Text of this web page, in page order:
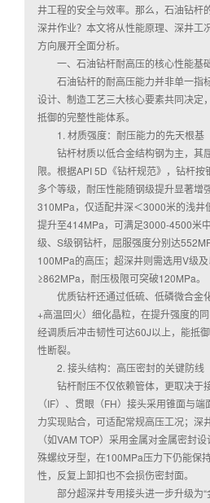
井工程的安全与效率。那么，石油钻杆
深井作业？本文将从性能原理、深井工
方向展开全面分析。
一、石油钻杆耐高压的核心性能基
石油钻杆的耐高压能力并非单一指
设计、制造工艺三大核心要素共同决定
抵御的完整性能体系。
1. 材质强度：耐压能力的先天根基
钻杆材质以低合金结构钢为主，其
限。根据API 5D《钻杆规范》，钻杆
多个等级，耐压性能随钢级提升显著增
310MPa，仅适配井深＜3000米的浅井
提升至414MPa，可满足3000-4500米
级、S级钢钻杆，屈服强度分别达
100MPa的高压；超深井则需选用V级
≥862MPa，耐压极限可突破120MPa。
优质钻杆还通过低硫、低磷微合金
+高温回火）细化晶粒，在提升强度的
经调质后冲击韧性可达60J以上，能抵
性断裂。
2. 接头结构：高压密封的关键防线
钻杆耐压不仅依赖管体，更取决于
（IF）、贯眼（FH）接头采用锥面与
力实现贴合，可适配常规高压工况；深
（如VAM TOP）采用金属对金属密封
殊螺纹牙型，在100MPa压力下仍能保
性，反复上卸扣也不会损伤密封面。
部分超深井专用接头进一步升级为